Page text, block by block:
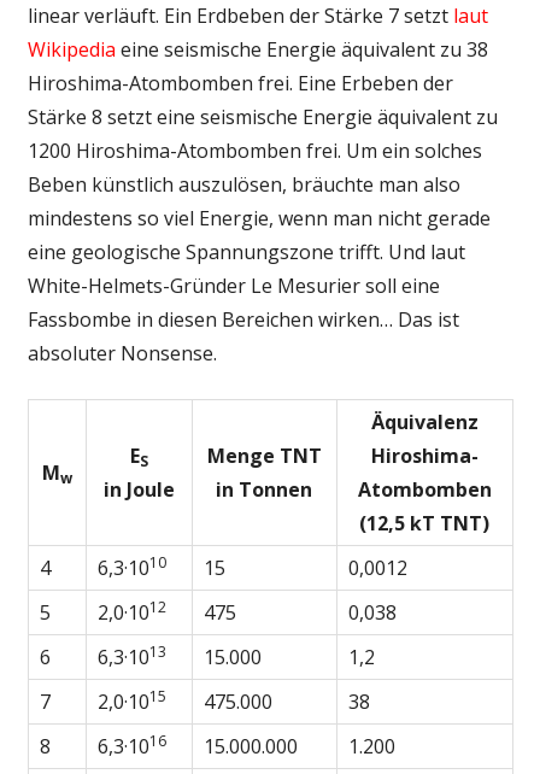
linear verläuft. Ein Erdbeben der Stärke 7 setzt laut
Wikipedia eine seismische Energie äquivalent zu 38
Hiroshima-Atombomben frei. Eine Erbeben der
Stärke 8 setzt eine seismische Energie äquivalent zu
1200 Hiroshima-Atombomben frei. Um ein solches
Beben künstlich auszulösen, bräuchte man also
mindestens so viel Energie, wenn man nicht gerade
eine geologische Spannungszone trifft. Und laut
White-Helmets-Gründer Le Mesurier soll eine
Fassbombe in diesen Bereichen wirken… Das ist
absoluter Nonsense.
Mw
ES
in Joule
Menge TNT
in Tonnen
Äquivalenz
Hiroshima-
Atombomben
(12,5 kT TNT)
4
6,3·1010 15
0,0012
5
2,0·1012 475
0,038
6
6,3·1013 15.000
1,2
7
2,0·1015 475.000
38
8
6,3·1016 15.000.000
1.200